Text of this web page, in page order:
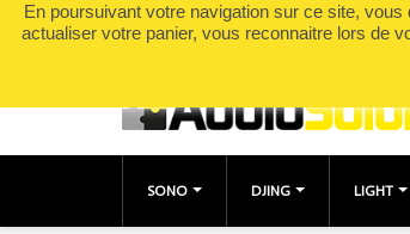
En poursuivant votre navigation sur ce site,
actualiser votre panier, vous reconnaitre lors de
Appelez-nous :0490049895
SONO DJING LIGHT